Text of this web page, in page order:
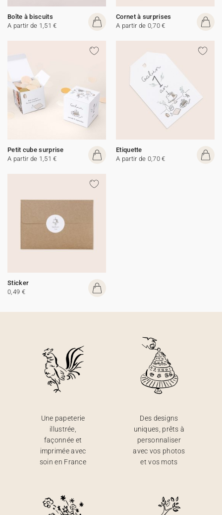
Boîte à biscuits
A partir de 1,51 €
Cornet à surprises
A partir de 0,70 €
Petit cube surprise
A partir de 1,51 €
Etiquette
A partir de 0,70 €
Sticker
0,49 €
Une papeterie
illustrée,
façonnée et
imprimée avec
soin en France
Des designs
uniques, prêts à
personnaliser
avec vos photos
et vos mots